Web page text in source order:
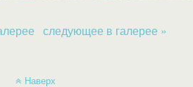
следующее в галерее »
Наверх